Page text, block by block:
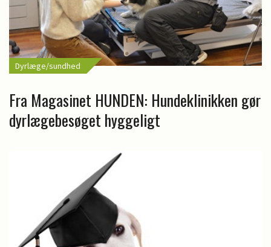
Dyrlæge/sundhed
Fra Magasinet HUNDEN: Hundeklinikken gør
dyrlægebesøget hyggeligt